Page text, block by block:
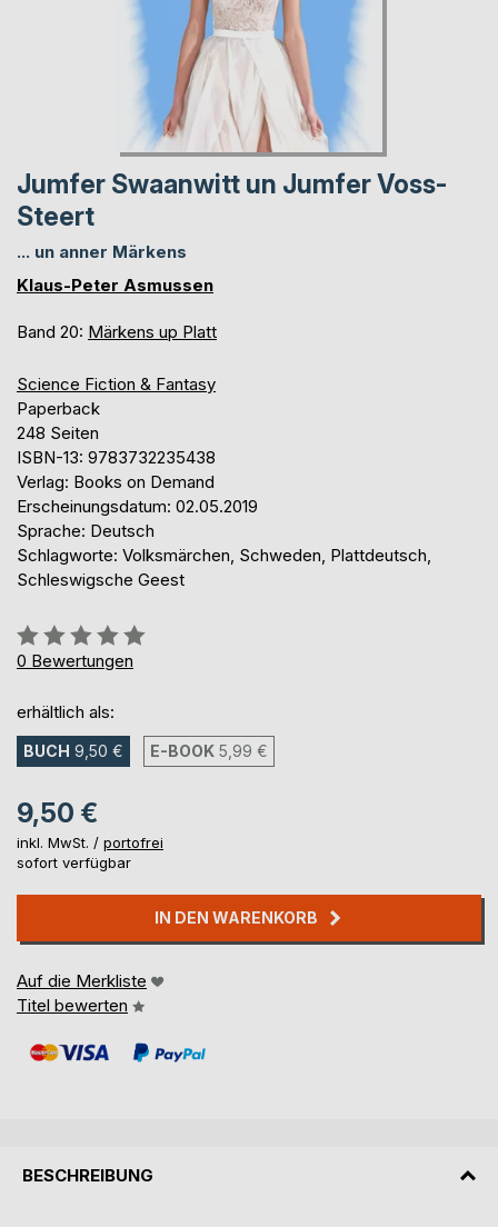
Jumfer Swaanwitt un Jumfer Voss-
Steert
... un anner Märkens
Klaus-Peter Asmussen
Band 20: Märkens up Platt
Science Fiction & Fantasy
Paperback
248 Seiten
ISBN-13: 9783732235438
Verlag: Books on Demand
Erscheinungsdatum: 02.05.2019
Sprache: Deutsch
Schlagworte: Volksmärchen, Schweden, Plattdeutsch,
Schleswigsche Geest
Bewertung::
0%
0 Bewertungen
erhältlich als:
BUCH 9,50 € E-BOOK 5,99 €
9,50 €
inkl. MwSt. / portofrei
sofort verfügbar
IN DEN WARENKORB
Auf die Merkliste
Titel bewerten
BESCHREIBUNG